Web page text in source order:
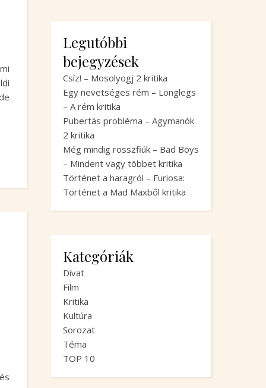
Legutóbbi
bejegyzések
Csíz! – Mosolyogj 2 kritika
Egy nevetséges rém – Longlegs
– A rém kritika
Pubertás probléma – Agymanók
2 kritika
Még mindig rosszfiúk – Bad Boys
– Mindent vagy többet kritika
Történet a haragról – Furiosa:
Történet a Mad Maxből kritika
Kategóriák
Divat
Film
Kritika
Kultúra
Sorozat
Téma
TOP 10